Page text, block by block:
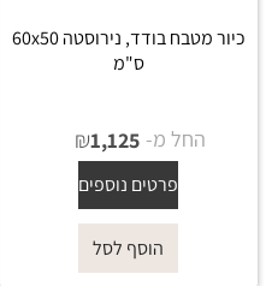
כיור מטבח בודד, נירוסטה 60x50
ס"מ
החל מ- ₪1,125
פרטים נוספים
הוסף לסל